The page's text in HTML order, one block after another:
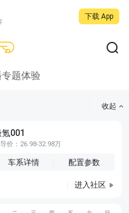
下载 App
专题体验
收起
001
价：26.98-32.98万
车系详情 配置参数
进入社区